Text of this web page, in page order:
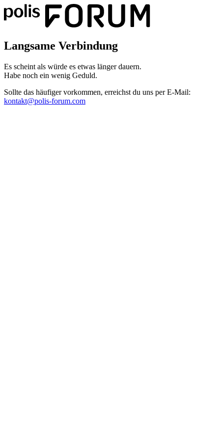
Langsame Verbindung
Es scheint als würde es etwas länger dauern.
Habe noch ein wenig Geduld.
Sollte das häufiger vorkommen, erreichst du uns per E-Mail:
kontakt@polis-forum.com